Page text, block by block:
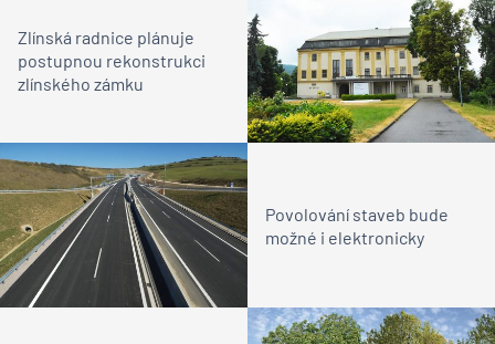
Zlínská radnice plánuje
postupnou rekonstrukci
zlínského zámku
Povolování staveb bude
možné i elektronicky